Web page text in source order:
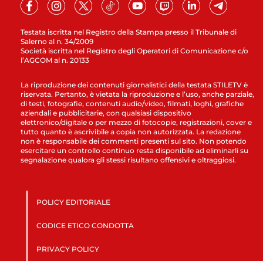
Testata iscritta nel Registro della Stampa presso il Tribunale di
Salerno al n. 34/2009
Società iscritta nel Registro degli Operatori di Comunicazione c/o
l’AGCOM al n. 20133
La riproduzione dei contenuti giornalistici della testata STILETV è
riservata. Pertanto, è vietata la riproduzione e l’uso, anche parziale,
di testi, fotografie, contenuti audio/video, filmati, loghi, grafiche
aziendali e pubblicitarie, con qualsiasi dispositivo
elettronico/digitale o per mezzo di fotocopie, registrazioni, cover e
tutto quanto è ascrivibile a copia non autorizzata. La redazione
non è responsabile dei commenti presenti sul sito. Non potendo
esercitare un controllo continuo resta disponibile ad eliminarli su
segnalazione qualora gli stessi risultano offensivi e oltraggiosi.
POLICY EDITORIALE
CODICE ETICO CONDOTTA
PRIVACY POLICY